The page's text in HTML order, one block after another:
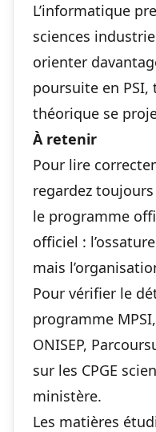
L’informatique
sciences
orienter
poursuite en PSI,
théorique se
À retenir
Pour lire
regardez
le programme
officiel :
mais
Pour vérifier le
programme
ONISEP,
sur les CPGE
ministère.
Les matières